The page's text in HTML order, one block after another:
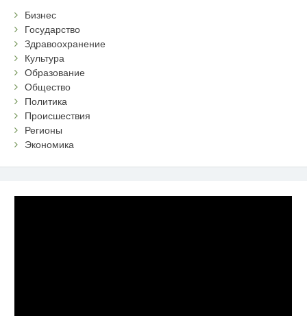
Бизнес
Государство
Здравоохранение
Культура
Образование
Общество
Политика
Происшествия
Регионы
Экономика